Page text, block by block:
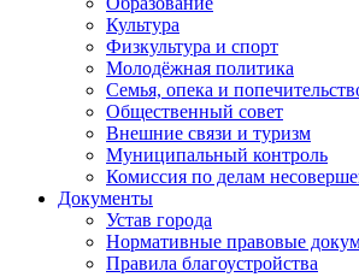
Культура
Физкультура и спорт
Молодёжная политика
Семья, опека и
Общественный совет
Внешние связи и туризм
Муниципальный контроль
Комиссия по делам
Документы
Устав города
Нормативные правовые
Правила благоустройства